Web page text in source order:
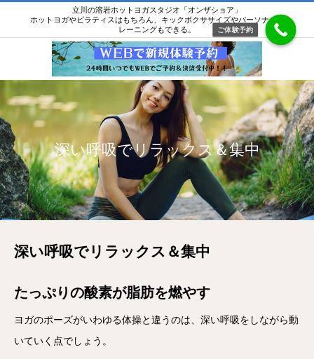
立川の溶岩ホットヨガスタジオ「オンザショア」
ホットヨガやピラティスはもちろん、キックボクササイズやパーソナルト
レーニングもできる。
深い呼吸でリラックス＆集中
深い呼吸でリラックス＆集中
たっぷりの酸素が脂肪を燃やす
ヨガのポーズがいわゆる体操と違うのは、深い呼吸をしながら動
いていく点でしょう。
ご体験予約